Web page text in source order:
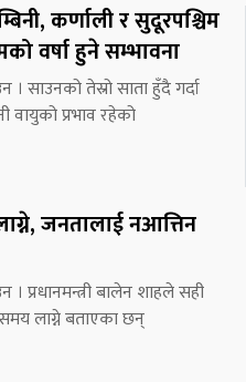
कर्णाली र सुदूरपश्चिम
वर्षा हुने सम्भावना
। साउनको तेस्रो साता हुँदै गर्दा
प्रभाव रहेको
जनतालाई नआत्तिन
। प्रधानमन्त्री बालेन शाहले सही
लाग्ने बताएका छन्